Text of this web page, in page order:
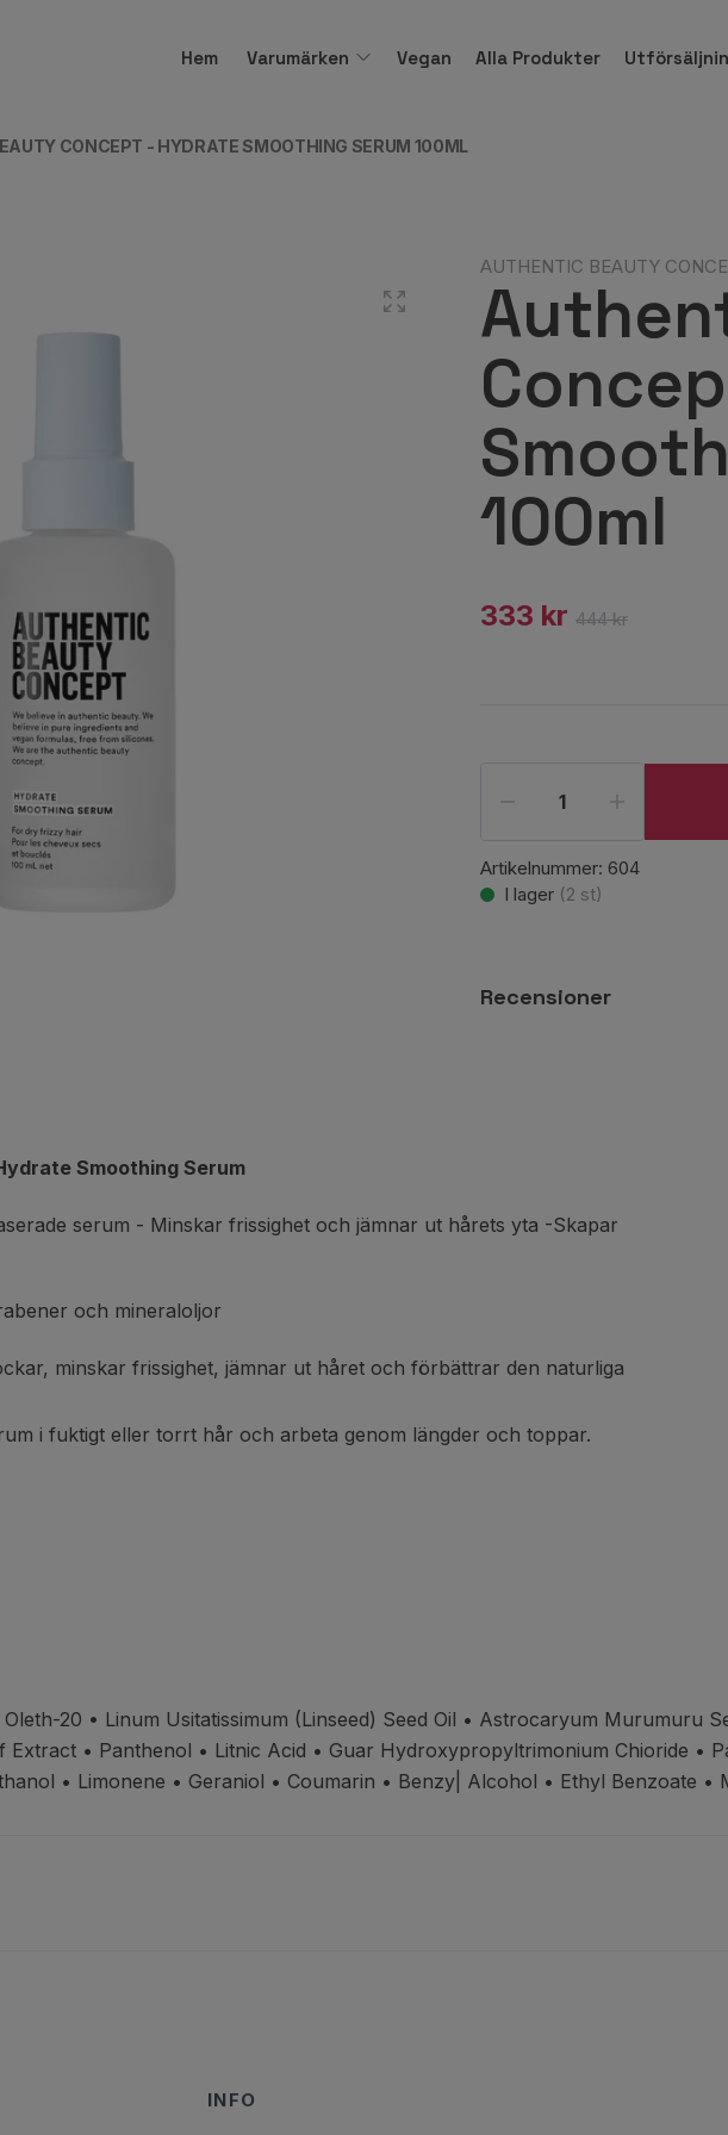
Hem Varumärken Vegan Alla Produkter
CONCEPT - HYDRATE SMOOTHING SERUM 100ML
AUTHENTIC BEAUTY
100ml
333 kr 444 kr
Artikelnummer: 604
I lager (2 st)
Recensioner
Smoothing Serum
serum - Minskar frissighet och jämnar ut hårets yta -Skapar
och mineraloljor
minskar frissighet, jämnar ut håret och förbättrar den naturliga
i fuktigt eller torrt hår och arbeta genom längder och toppar.
Oleth-20 • Linum Usitatissimum (Linseed) Seed Oil • Astrocaryum Murumuru
Extract • Panthenol • Litnic Acid • Guar Hydroxypropyltrimonium Chioride •
• Limonene • Geraniol • Coumarin • Benzy| Alcohol • Ethyl Benzoate •
INFO